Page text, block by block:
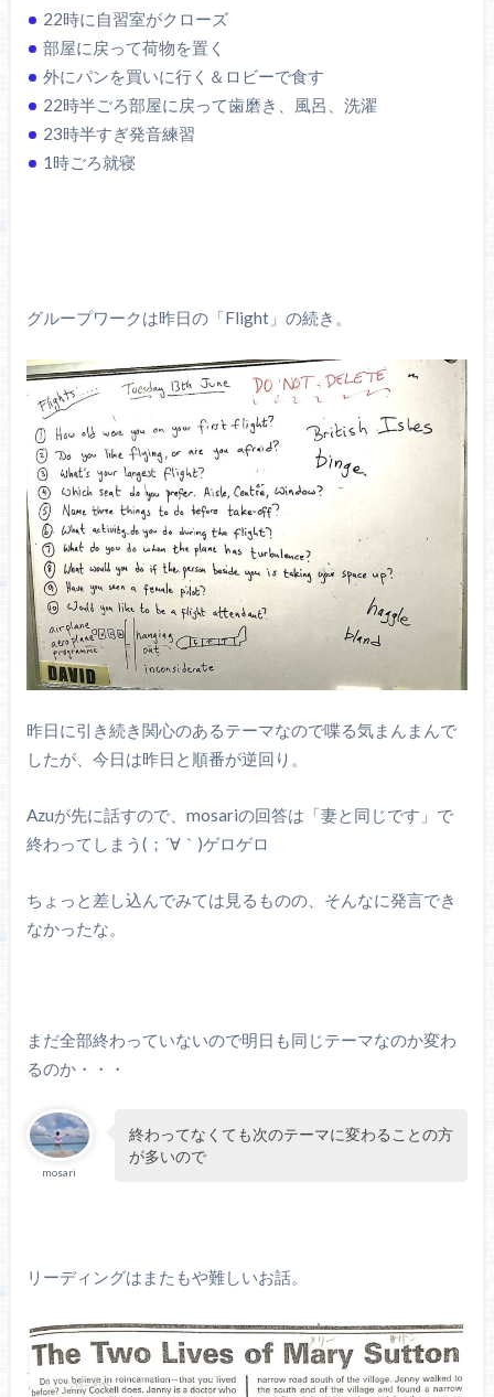
22時に自習室がクローズ
部屋に戻って荷物を置く
外にパンを買いに行く＆ロビーで食す
22時半ごろ部屋に戻って歯磨き、風呂、洗濯
23時半すぎ発音練習
1時ごろ就寝
グループワークは昨日の「Flight」の続き。
昨日に引き続き関心のあるテーマなので喋る気まんまんで
したが、今日は昨日と順番が逆回り。
Azuが先に話すので、mosariの回答は「妻と同じです」で
終わってしまう(；´∀｀)ゲロゲロ
ちょっと差し込んでみては見るものの、そんなに発言でき
なかったな。
まだ全部終わっていないので明日も同じテーマなのか変わ
るのか・・・
mosari
終わってなくても次のテーマに変わることの方
が多いので
リーディングはまたもや難しいお話。